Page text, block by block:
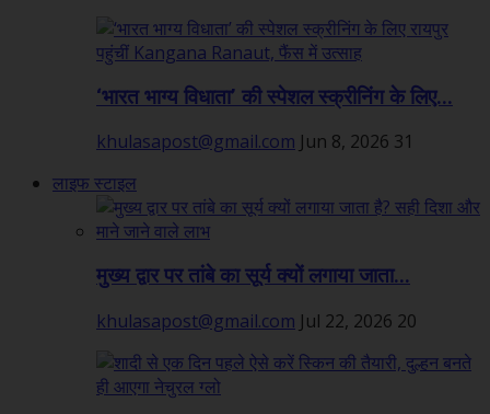
‘भारत भाग्य विधाता’ की स्पेशल स्क्रीनिंग के लिए...
khulasapost@gmail.com Jun 8, 2026 31
लाइफ स्टाइल
मुख्य द्वार पर तांबे का सूर्य क्यों लगाया जाता...
khulasapost@gmail.com Jul 22, 2026 20